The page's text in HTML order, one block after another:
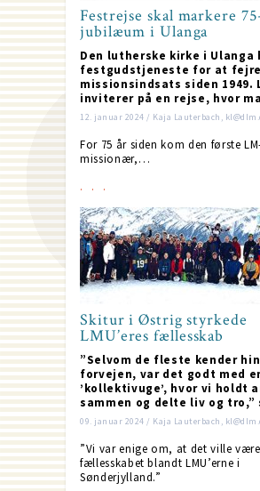
Festrejse skal markere
jubilæum i Ulanga
Den lutherske kirke i Ulanga
festgudstjeneste for at fejre
missionsindsats siden 1949.
inviterer på en rejse, hvor
12. januar 2024 / Kaja Lauterbach,
For 75 år siden kom den første
missionær,…
Skitur i Østrig styrkede
LMU’eres fællesskab
”Selvom de fleste kender
forvejen, var det godt med
’kollektivuge’, hvor vi holdt
sammen og delte liv og tro,”
09. januar 2024 / Kaja Lauterbach,
”Vi var enige om, at det ville
fællesskabet blandt LMU’erne i
Sønderjylland.”